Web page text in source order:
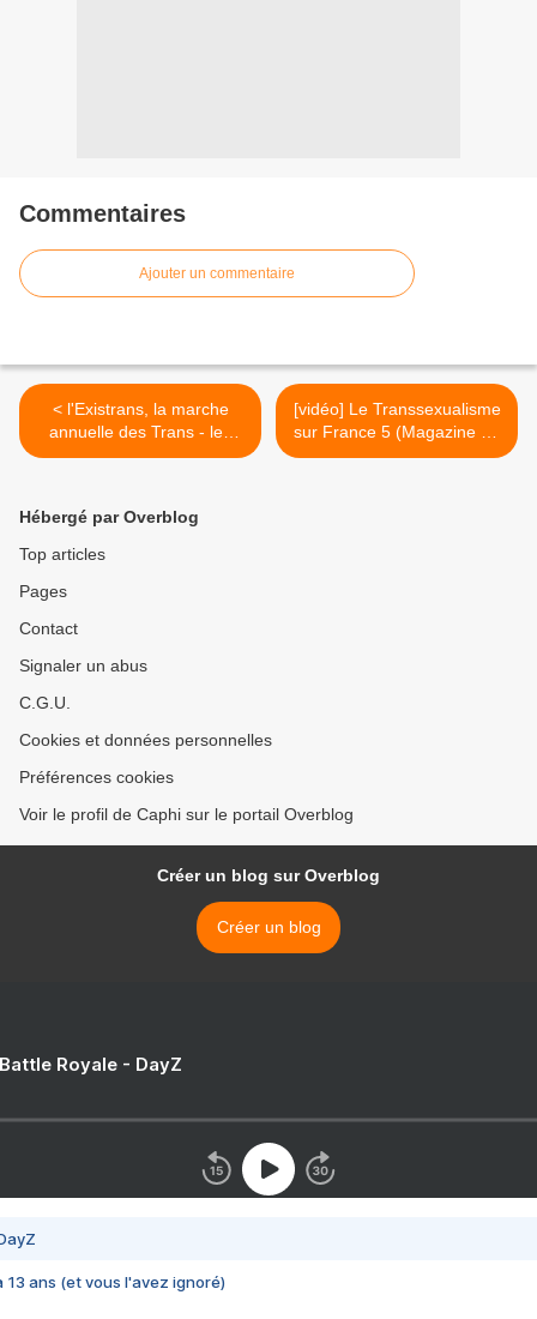
Commentaires
Ajouter un commentaire
< l'Existrans, la marche
annuelle des Trans - les
revendications 2007
[vidéo] Le Transsexualisme
sur France 5 (Magazine de
la santé, 5 octobre 2007) >
Hébergé par Overblog
Top articles
Pages
Contact
Signaler un abus
C.G.U.
Cookies et données personnelles
Préférences cookies
Voir le profil de Caphi sur le portail Overblog
Créer un blog sur Overblog
Créer un blog
Royale - DayZ
13 ans (et vous l'avez ignoré)